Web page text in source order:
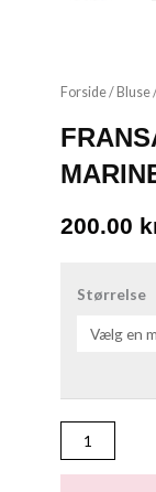
Forside/ Bluse
200.00
Størrelse
FRNIAMY
MARINE/HVID
antal